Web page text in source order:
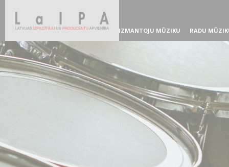
IZMANTOJU MŪZIKU RADU